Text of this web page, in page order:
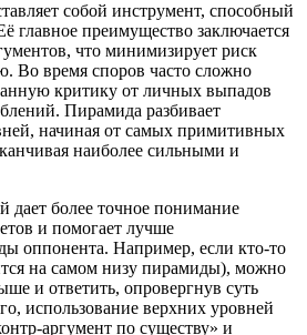
собой инструмент, способный
главное преимущество заключается
что минимизирует риск
Во время споров часто сложно
критику от личных выпадов
Пирамида разбивает
начиная от самых примитивных
наиболее сильными и
дает более точное понимание
и помогает лучше
оппонента. Например, если кто-то
на самом низу пирамиды), можно
и ответить, опровергнув суть
использование верхних уровней
аргумент по существу» и